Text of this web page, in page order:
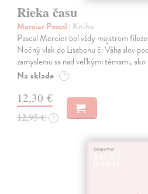
Rieka času
Mercier Pascal | Kniha
Pascal Mercier bol vždy majstrom
Nočný vlak do Lisabonu či Váha slov
zamysleniu sa nad veľkými témami,
Na sklade ?
12,30 €
12,95 € ?